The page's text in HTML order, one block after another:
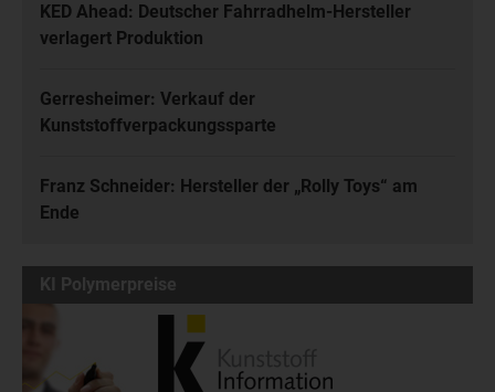
KED Ahead: Deutscher Fahrradhelm-Hersteller
verlagert Produktion
Gerresheimer: Verkauf der
Kunststoffverpackungssparte
Franz Schneider: Hersteller der „Rolly Toys“ am
Ende
KI Polymerpreise